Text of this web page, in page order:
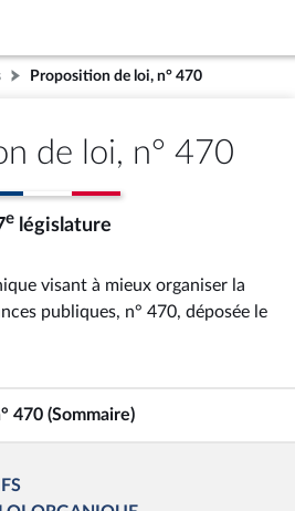
Proposition de loi, n° 470
de loi, n° 470
e législature
visant à mieux organiser la
publiques, n° 470, déposée le
470 (Sommaire)